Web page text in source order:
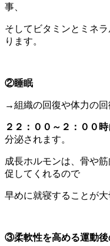
事、
そしてビタミンとミネ
ります。
②睡眠
→組織の回復や体力の回
２２：００～２：００時
分泌されます。
成長ホルモンは、骨や
促してくれるので
早めに就寝することが大
③柔軟性を高める運動後